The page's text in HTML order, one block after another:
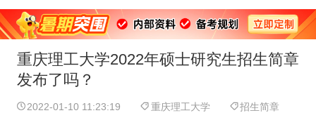
重庆理工大学2022年硕士研究生招生简章
发布了吗？
2022-01-10 11:23:19 重庆理工大学 招生简章